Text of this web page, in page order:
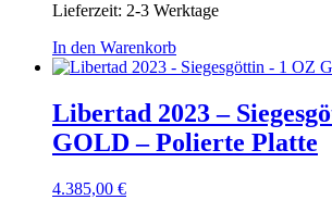
Lieferzeit: 2-3 Werktage
In den Warenkorb
Libertad 2023 –
GOLD – Polierte Platte
4.385,00 €